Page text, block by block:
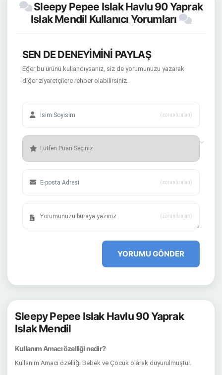
Sleepy Pepee Islak Havlu 90 Yaprak
Islak Mendil Kullanıcı Yorumları
SEN DE DENEYİMİNİ PAYLAŞ
Eğer bu ürünü kullandıysanız, siz de yorumunuzu yazarak
diğer ziyaretçilere rehber olabilirsiniz.
(zorunlu alan)
(zorunlu alan)
(zorunlu alan)
YORUMU GÖNDER
Sleepy Pepee Islak Havlu 90 Yaprak
Islak Mendil
Kullanım Amacı özelliği nedir?
Kullanım Amacı özelliği Bebek ve Çocuk olarak duyurulmuştur.